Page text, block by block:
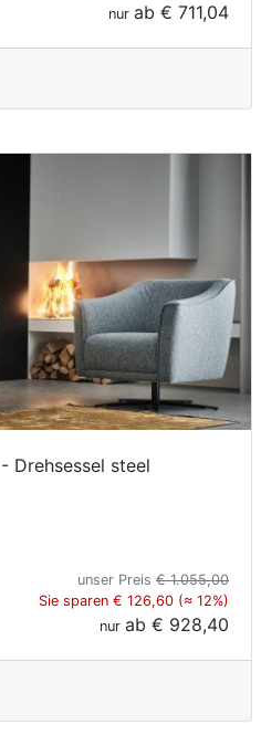
nur ab € 711,04
Drehsessel steel
unser Preis € 1.055,00
Sie sparen € 126,60 (≈ 12%)
nur ab € 928,40